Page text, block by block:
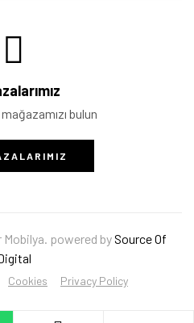
bulun
powered bySource Of
Cookies Privacy Policy